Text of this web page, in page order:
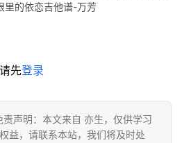
里的依恋吉他谱-万芳
先登录
声明：本文来自 亦生，仅供学习
益，请联系本站，我们将及时处